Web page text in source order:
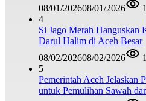
08/01/202608/01/2026
4
Si Jago Merah Hanguskan
Darul Halim di Aceh Besar
08/02/202608/02/2026
5
Pemerintah Aceh Jelaskan
untuk Pemulihan Sawah